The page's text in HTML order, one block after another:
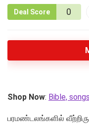
Deal Score 0
Shop Now: Bible,
பரமண்டலங்களில்‌